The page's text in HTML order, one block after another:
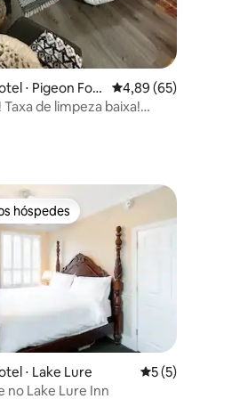
⋅ Pigeon For
4,89 de uma
4,89 (65)
de limpeza baixa!
hóspedes
hóspedes
⋅ Lake Lure 5 de uma
5 (5)
no Lake Lure Inn